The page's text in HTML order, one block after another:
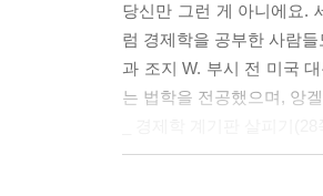
당신만 그런 게 아니에요.
럼 경제학을 공부한 사람
과 조지 W. 부시 전 미국
는 법학을 전공했으며, 앙